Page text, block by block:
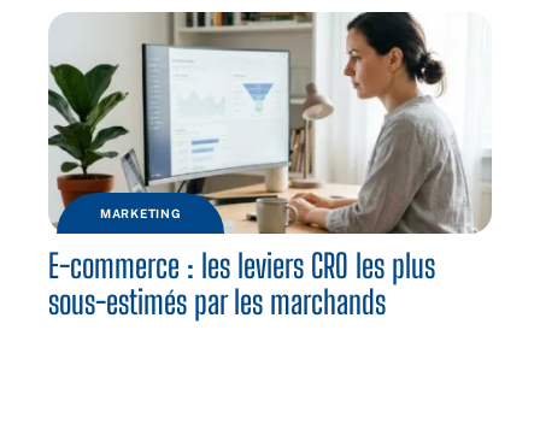
MARKETING
E-commerce : les leviers CRO les plus
sous-estimés par les marchands